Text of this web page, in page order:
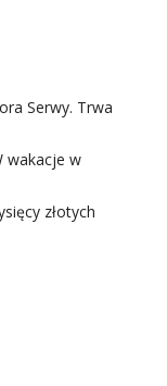
Serwy. Trwa
wakacje w
złotych